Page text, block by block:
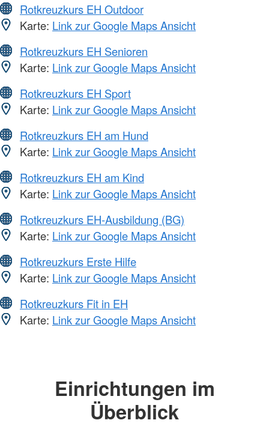
Rotkreuzkurs EH Outdoor
Karte: Link zur Google Maps Ansicht
Rotkreuzkurs EH Senioren
Karte: Link zur Google Maps Ansicht
Rotkreuzkurs EH Sport
Karte: Link zur Google Maps Ansicht
Rotkreuzkurs EH am Hund
Karte: Link zur Google Maps Ansicht
Rotkreuzkurs EH am Kind
Karte: Link zur Google Maps Ansicht
Rotkreuzkurs EH-Ausbildung (BG)
Karte: Link zur Google Maps Ansicht
Rotkreuzkurs Erste Hilfe
Karte: Link zur Google Maps Ansicht
Rotkreuzkurs Fit in EH
Karte: Link zur Google Maps Ansicht
Einrichtungen im
Überblick